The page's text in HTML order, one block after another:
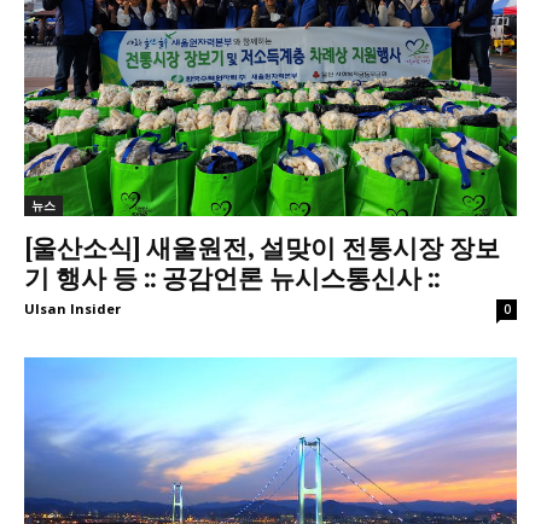
뉴스
[울산소식] 새울원전, 설맞이 전통시장 장보
기 행사 등 :: 공감언론 뉴시스통신사 ::
Ulsan Insider 0